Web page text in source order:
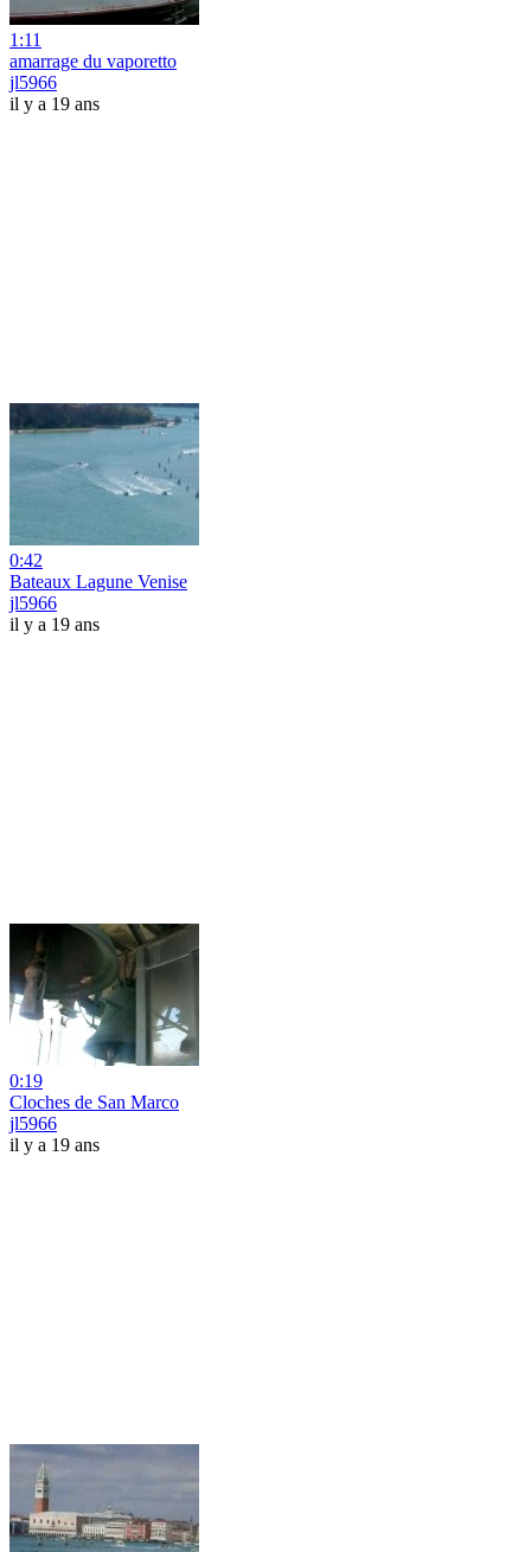
1:11
amarrage du vaporetto
jl5966
il y a 19 ans
0:42
Bateaux Lagune Venise
jl5966
il y a 19 ans
0:19
Cloches de San Marco
jl5966
il y a 19 ans